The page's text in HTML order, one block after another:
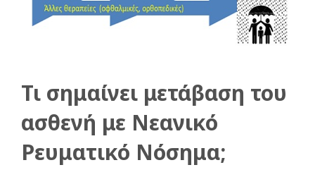
Τι σημαίνει μετάβαση του
ασθενή με Νεανικό
Ρευματικό Νόσημα;